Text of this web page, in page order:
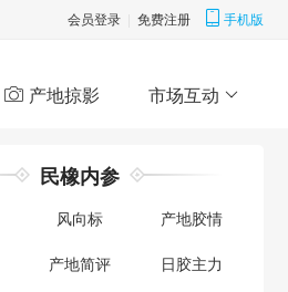
会员登录 免费注册 手机版
产地掠影 市场互动
民橡内参
风向标 产地胶情
产地简评 日胶主力